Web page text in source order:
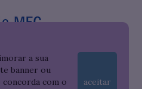
a sua
banner ou
concorda com o
aceitar
no Sistema do e-MEC